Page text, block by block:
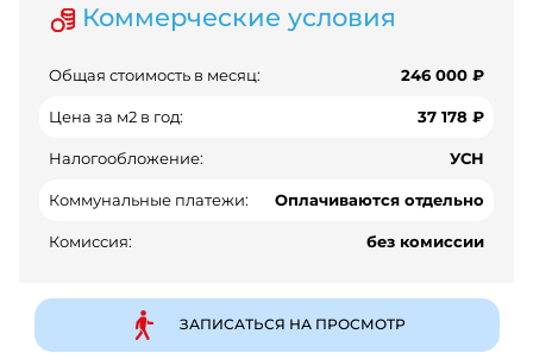
Коммерческие условия
Общая стоимость в месяц: 246 000 ₽
Цена за м2 в год: 37 178 ₽
Налогообложение: УСН
Коммунальные платежи: Оплачиваются отдельно
Комиссия: без комиссии
ЗАПИСАТЬСЯ НА ПРОСМОТР